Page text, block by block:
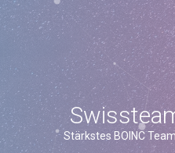
Stärkstes BOINC